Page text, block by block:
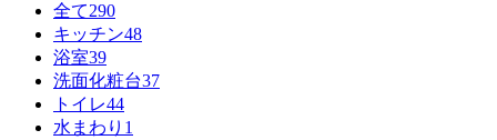
全て290
キッチン48
浴室39
洗面化粧台37
トイレ44
水まわり 1